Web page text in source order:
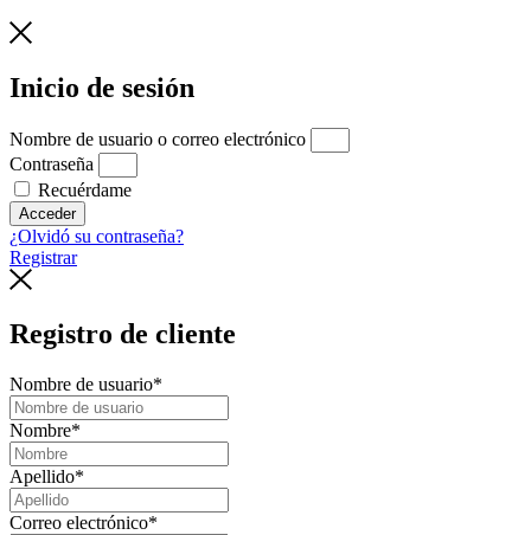
Inicio de sesión
Nombre de usuario o correo electrónico
Contraseña
Recuérdame
Acceder
¿Olvidó su contraseña?
Registrar
Registro de cliente
Nombre de usuario*
Nombre*
Apellido*
Correo electrónico*